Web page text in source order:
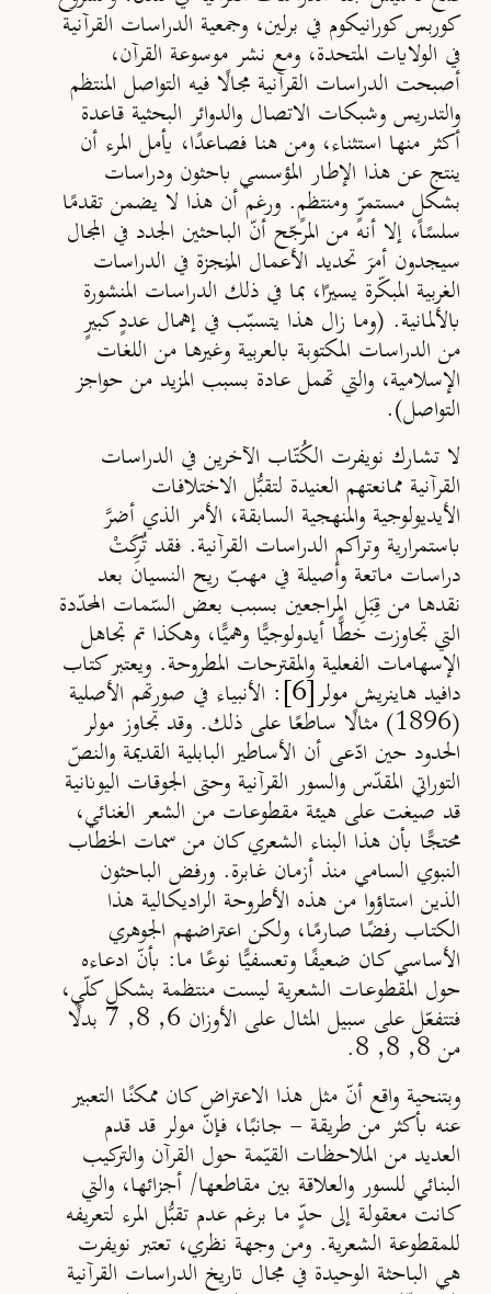
كوربس كورانيكوم في برلين، وجمعية الدراسات القرآنية
في الولايات المتحدة، ومع نشرموسوعة القرآن،
أصبحت الدراسات القرآنية مجالًا فيه التواصل المنتظم
والتدريس وشبكات الاتصال والدوائر البحثية قاعدة
أكثر منها استثناء، ومن هنا فصاعدًا، يأمل المرء أن
ينتج عن هذا الإطار المؤسسي باحثون ودراسات
بشكلٍ مستمرٍّ ومنتظمٍ. ورغم أن هذا لا يضمن تقدمًا
سلسًا، إلا أنه من المرجّح أنّ الباحثين الجدد في المجال
سيجدون أمرَ تحديد الأعمال المُنجزة في الدراسات
الغربية المبكّرة يسيرًا، بما في ذلك الدراسات المنشورة
بالألمانية. (وما زال هذا يتسبّب في إهمال عددٍ كبيرٍ
من الدراسات المكتوبة بالعربية وغيرها من اللغات
الإسلامية، والتي تهمل عادة بسبب المزيد من حواجز
التواصل).
لا تشارك نويفرت الكُتّاب الآخرين في الدراسات
القرآنية ممانعتهم العنيدة لتقبُّل الاختلافات
الأيديولوجية والمنهجية السابقة، الأمر الذي أضرَّ
باستمرارية وتراكم الدراسات القرآنية. فقد تُرِكَتْ
دراسات ماتعة وأصيلة في مهبّ ريح النسيان بعد
نقدها من قِبَلِ المراجعين بسبب بعض السّمات المحدّدة
التي تجاوزت خطًّا أيدولوجيًّا وهميًّا، وهكذا تم تجاهل
الإسهامات الفعلية والمقترحات المطروحة. ويعتبر كتاب
دافيد هاينريشمولر[6]
: الأنبياء في صورتهم الأصلية
(
1896
) مثالًا ساطعًا على ذلك. وقد تجاوز مولر
الحدود حين ادّعى أن الأساطير البابلية القديمة والنصّ
التوراتي المقدّس والسور القرآنية وحتى الجوقات اليونانية
قد صيغت على هيئة مقطوعات من الشعر الغنائي،
محتجًّا بأن هذا البناء الشعري كان من سمات الخطاب
النبوي السامي منذ أزمان غابرة. ورفض الباحثون
الذين استاؤوا من هذه الأطروحة الراديكالية هذا
الكتاب رفضًا صارمًا، ولكن اعتراضهم الجوهري
الأساسي كان ضعيفًا وتعسفيًّا نوعًا ما: بأنّ ادعاءه
حول المقطوعات الشعرية ليست منتظمة بشكلٍ كلّي،
فتتفعّل على سبيل المثال على الأوزان 6, 8, 7 بدلًا
من 8, 8, 8.
وبتنحية واقع أنّ مثل هذا الاعتراض كان ممكنًا التعبير
عنه بأكثر من طريقة - جانبًا، فإنّ مولرقد قدم
العديد من الملاحظات القيّمة حول القرآن والتركيب
البنائي للسور والعلاقة بين مقاطعها/ أجزائها، والتي
كانت معقولة إلى حدٍّ ما برغم عدم تقبُّل المرء لتعريفه
للمقطوعة الشعرية. ومن وجهة نظري، تعتبر نويفرت
هي الباحثة الوحيدة في مجال تاريخ الدراسات القرآنية